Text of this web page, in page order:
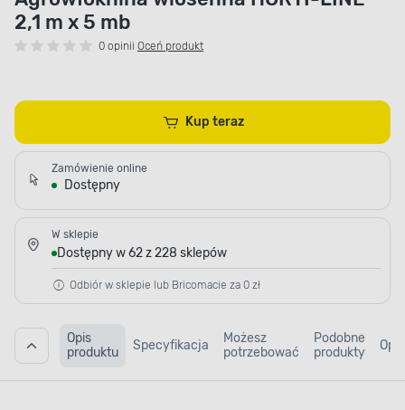
2,1 m x 5 mb
0 opinii Oceń produkt
Kup teraz
Zamówienie online
Dostępny
W sklepie
Dostępny w 62 z 228 sklepów
Odbiór w sklepie lub Bricomacie za 0 zł
Opis
produktu
Specyfikacja
Możesz
potrzebować
Podobne
produkty